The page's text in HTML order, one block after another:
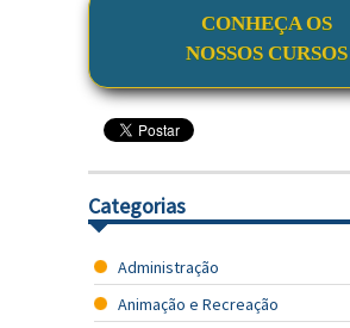
CONHEÇA OS
NOSSOS CURSOS
Categorias
Administração
Animação e Recreação